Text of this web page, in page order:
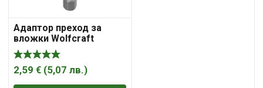
Адаптор преход за
вложки Wolfcraft
шестостен – квадрат
1/4″ х 3/8″
2,59 € (5,07 лв.)